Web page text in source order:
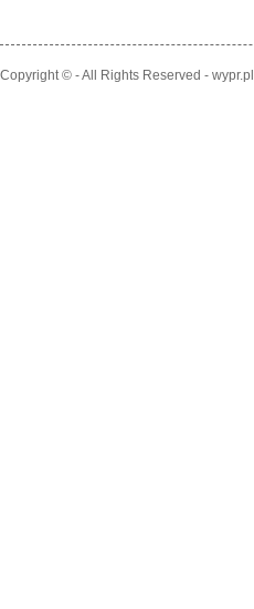
Copyright © - All Rights Reserved - wypr.pl